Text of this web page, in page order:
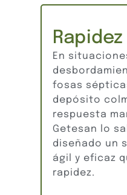
En
fosas
depósito
respuesta
Getesan lo
diseñado un
ágil y eficaz
rapidez.